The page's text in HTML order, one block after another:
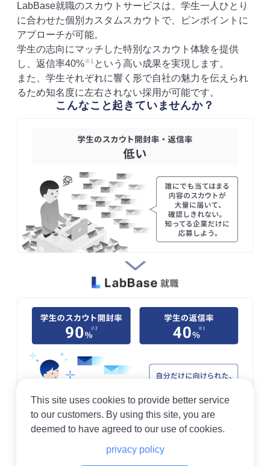
LabBase就職のスカウトサービスは、学生一人ひとり
に合わせた個別カスタムスカウトで、ピンポイントに
アプローチが可能。
学生の志向にマッチした特別なスカウト体験を提供
し、返信率40%※1 という高い成果を実現します。
また、学生それぞれに響く形で自社の魅力を伝えられ
るため知名度に左右されない採用が可能です。
こんなこと起きていませんか？
※1：2021年3月〜2022年2月実績。小数点以下は四捨五入。※2：2021年3月から
2022年5月までに送付されたスカウトが学生に開封された割合。
This site uses cookies to provide better service
to our customers. By using this site, you are
deemed to have agreed to our use of cookies.
privacy policy